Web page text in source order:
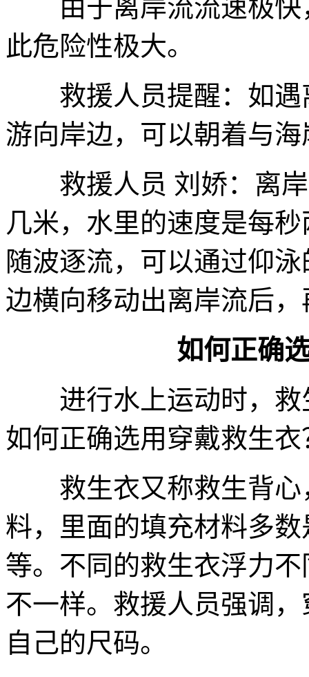
由于离岸流流速极快
此危险性极大。
救援人员提醒：如遇
游向岸边，可以朝着与
救援人员 刘娇：离岸
几米，水里的速度是每
随波逐流，可以通过仰
边横向移动出离岸流后
如何正确
进行水上运动时，救
如何正确选用穿戴救生
救生衣又称救生背心
料，里面的填充材料多
等。不同的救生衣浮力
不一样。救援人员强调
自己的尺码。